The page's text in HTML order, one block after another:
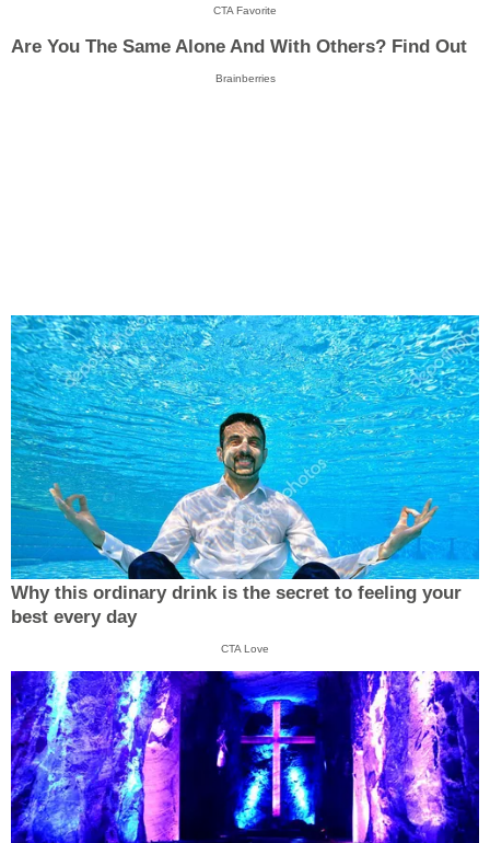
CTA Favorite
Are You The Same Alone And With Others? Find Out
Brainberries
Why this ordinary drink is the secret to feeling your
best every day
CTA Love